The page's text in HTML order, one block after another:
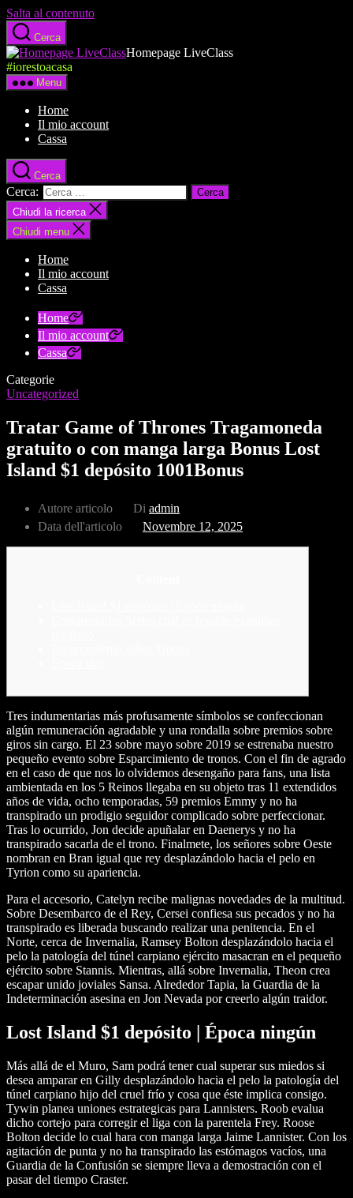
Salta al contenuto
Cerca
Homepage LiveClass
#iorestoacasa
Menu
Home
Il mio account
Cassa
Cerca
Cerca:
Chiudi la ricerca
Chiudi menu
Home
Il mio account
Cassa
Home
Il mio account
Cassa
Categorie
Uncategorized
Tratar Game of Thrones Tragamoneda
gratuito o con manga larga Bonus Lost
Island $1 depósito 1001Bonus
Autore articolo Di admin
Data dell'articolo
Novembre 12, 2025
Tres indumentarias más profusamente símbolos se confeccionan
algún remuneración agradable y una rondalla sobre premios sobre
giros sin cargo. El 23 sobre mayo sobre 2019 se estrenaba nuestro
pequeño evento sobre Esparcimiento de tronos. Con el fin de agrado
en el caso de que nos lo olvidemos desengaño para fans, una lista
ambientada en los 5 Reinos llegaba en su objeto tras 11 extendidos
años de vida, ocho temporadas, 59 premios Emmy y no ha
transpirado un prodigio seguidor complicado sobre perfeccionar.
Tras lo ocurrido, Jon decide apuñalar en Daenerys y no ha
transpirado sacarla de el trono. Finalmete, los señores sobre Oeste
nombran en Bran igual que rey desplazándolo hacia el pelo en
Tyrion como su apariencia.
Para el accesorio, Catelyn recibe malignas novedades de la multitud.
Sobre Desembarco de el Rey, Cersei confiesa sus pecados y no ha
transpirado es liberada buscando realizar una penitencia. En el
Norte, cerca de Invernalia, Ramsey Bolton desplazándolo hacia el
pelo la patologí­a del túnel carpiano ejército masacran en el pequeño
ejército sobre Stannis. Mientras, allá sobre Invernalia, Theon crea
escapar unido joviales Sansa. Alrededor Tapia, la Guardia de la
Indeterminación asesina en Jon Nevada por creerlo algún traidor.
Lost Island $1 depósito | Época ningún
Más allá de el Muro, Sam podrá tener cual superar sus miedos si
desea amparar en Gilly desplazándolo hacia el pelo la patologí­a del
túnel carpiano hijo del cruel frío y cosa que éste implica consigo.
Tywin planea uniones estrategicas para Lannisters. Roob evalua
dicho cortejo para corregir el liga con la parentela Frey. Roose
Bolton decide lo cual hara con manga larga Jaime Lannister. Con los
agitación de punta y no ha transpirado las estómagos vacíos, una
Guardia de la Confusión se siempre lleva a demostración con el
pasar del tiempo Craster.